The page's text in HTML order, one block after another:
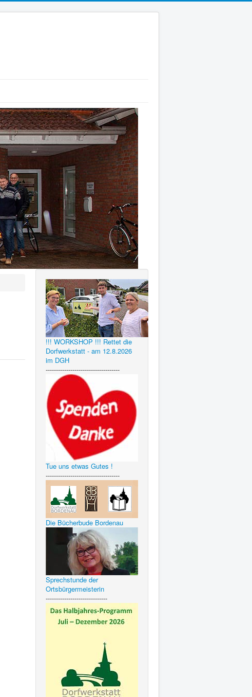
!!! WORKSHOP !!! Rettet die
Dorfwerkstatt - am 12.8.2026
im DGH
------------------------------------
Tue uns etwas Gutes !
------------------------------------
Die Bücherbude Bordenau
Sprechstunde der
Ortsbürgermeisterin
------------------------------